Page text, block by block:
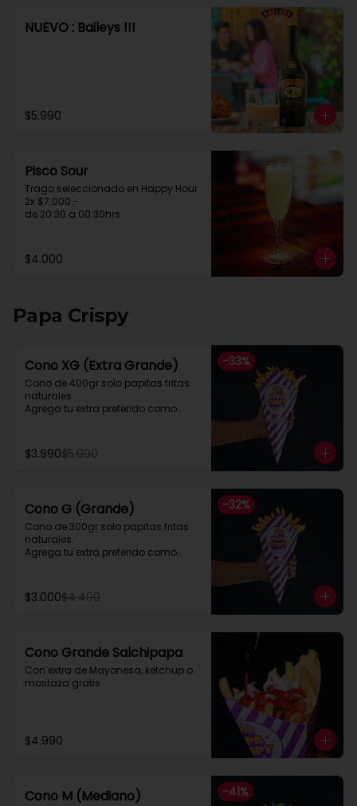
NUEVO : Baileys !!!
$5.990
Pisco Sour
Trago seleccionado en Happy Hour
2x $7.000.-
de 20:30 a 00:30hrs.
$4.000
Papa Crispy
-33%
Cono XG (Extra Grande)
Cono de 400gr solo papitas fritas
naturales
Agrega tu extra preferido como
y mucho mas....
$3.990$5.990
-32%
Cono G (Grande)
Cono de 300gr solo papitas fritas
naturales.
Agrega tu extra preferido como
y mucho mas....
$3.000$4.400
Cono Grande Salchipapa
Con extra de Mayonesa, ketchup o
mostaza gratis
$4.990
-41%
Cono M (Mediano)